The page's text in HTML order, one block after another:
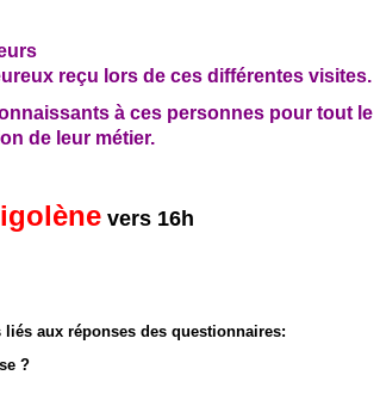
reçu lors de ces différentes visites.
à ces personnes pour tout le
de leur métier.
vers 16h
aux réponses des questionnaires:
?